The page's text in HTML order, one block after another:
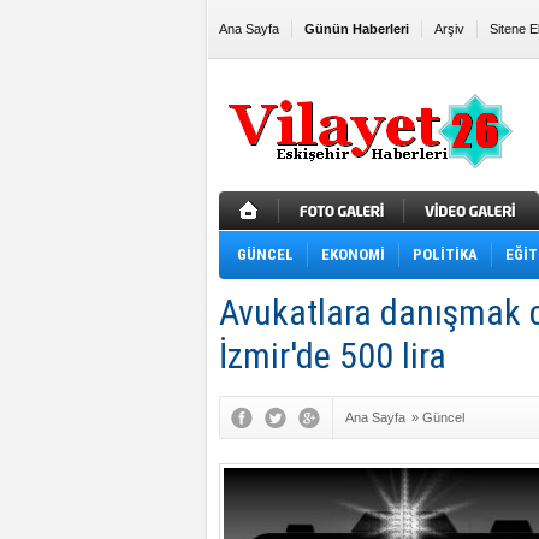
Ana Sayfa Günün Haberleri Arşiv Sitene
GÜNCEL EKONOMİ POLİTİKA
Avukatlara danışmak
İzmir'de 500 lira
Ana Sayfa » Güncel